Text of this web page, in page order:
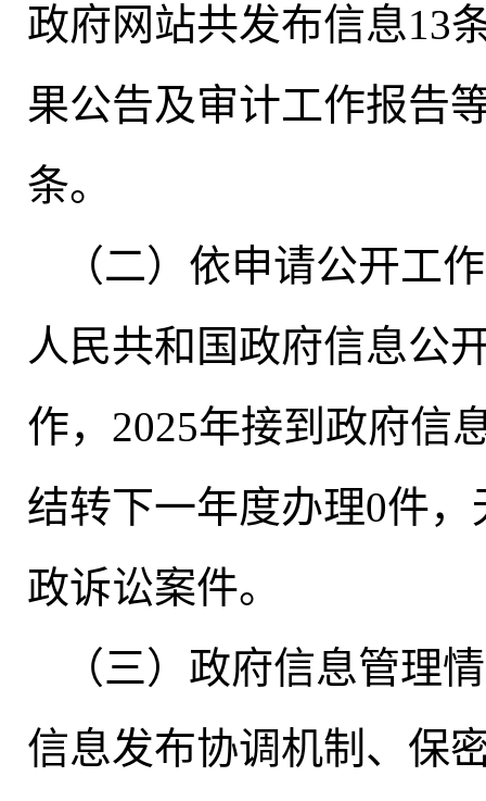
政府网站共发布信息13
果公告及审计工作报告
条。
（二）依申请公开工
人民共和国政府信息公
作，2025年接到政府信
结转下一年度办理0件
政诉讼案件。
（三）政府信息管理
信息发布协调机制、保